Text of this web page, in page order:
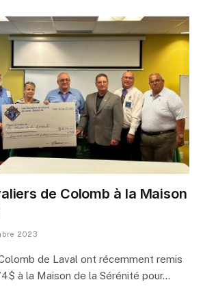
de Colomb à la Maison
2023
de Laval ont récemment remis
à la Maison de la Sérénité pour…